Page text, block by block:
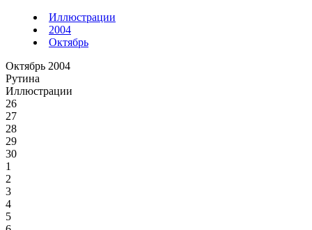
Иллюстрации
2004
Октябрь
Октябрь 2004
Рутина
Иллюстрации
26
27
28
29
30
1
2
3
4
5